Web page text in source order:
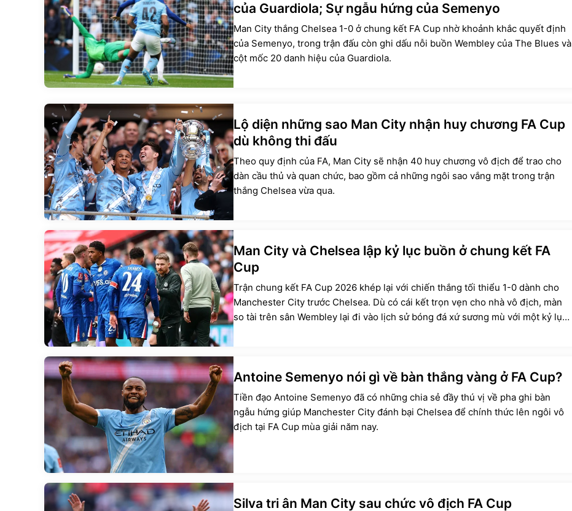
của Guardiola; Sự ngẫu hứng của Semenyo
Man City thắng Chelsea 1-0 ở chung kết FA Cup nhờ khoảnh khắc quyết định
của Semenyo, trong trận đấu còn ghi dấu nỗi buồn Wembley của The Blues và
cột mốc 20 danh hiệu của Guardiola.
Lộ diện những sao Man City nhận huy chương FA Cup
dù không thi đấu
Theo quy định của FA, Man City sẽ nhận 40 huy chương vô địch để trao cho
dàn cầu thủ và quan chức, bao gồm cả những ngôi sao vắng mặt trong trận
thắng Chelsea vừa qua.
Man City và Chelsea lập kỷ lục buồn ở chung kết FA
Cup
Trận chung kết FA Cup 2026 khép lại với chiến thắng tối thiểu 1-0 dành cho
Manchester City trước Chelsea. Dù có cái kết trọn vẹn cho nhà vô địch, màn
so tài trên sân Wembley lại đi vào lịch sử bóng đá xứ sương mù với một kỷ lục
Antoine Semenyo nói gì về bàn thắng vàng ở FA Cup?
Tiền đạo Antoine Semenyo đã có những chia sẻ đầy thú vị về pha ghi bàn
ngẫu hứng giúp Manchester City đánh bại Chelsea để chính thức lên ngôi vô
địch tại FA Cup mùa giải năm nay.
Silva tri ân Man City sau chức vô địch FA Cup